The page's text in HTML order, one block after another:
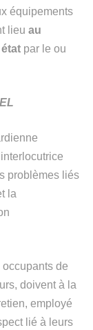
équipements
lieu au
par le ou
problèmes liés
la
occupants de
doivent à la
employé
lié à leurs